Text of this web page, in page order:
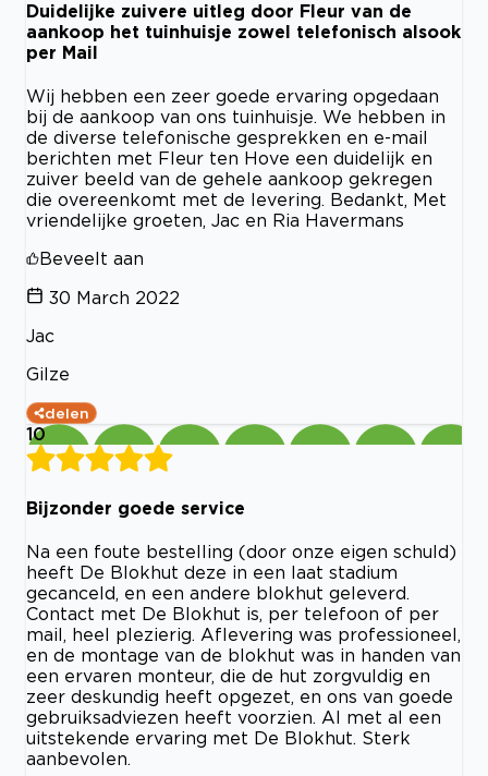
Duidelijke zuivere uitleg door Fleur van de
aankoop het tuinhuisje zowel telefonisch alsook
per Mail
Wij hebben een zeer goede ervaring opgedaan
bij de aankoop van ons tuinhuisje. We hebben in
de diverse telefonische gesprekken en e-mail
berichten met Fleur ten Hove een duidelijk en
zuiver beeld van de gehele aankoop gekregen
die overeenkomt met de levering. Bedankt, Met
vriendelijke groeten, Jac en Ria Havermans
Beveelt aan
30 March 2022
Jac
Gilze
delen
10
Bijzonder goede service
Na een foute bestelling (door onze eigen schuld)
heeft De Blokhut deze in een laat stadium
gecanceld, en een andere blokhut geleverd.
Contact met De Blokhut is, per telefoon of per
mail, heel plezierig. Aflevering was professioneel,
en de montage van de blokhut was in handen van
een ervaren monteur, die de hut zorgvuldig en
zeer deskundig heeft opgezet, en ons van goede
gebruiksadviezen heeft voorzien. Al met al een
uitstekende ervaring met De Blokhut. Sterk
aanbevolen.